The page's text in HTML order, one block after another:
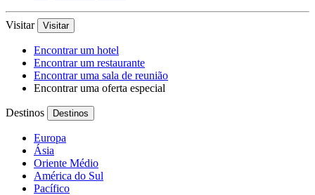
Visitar Visitar
Encontrar um hotel
Encontrar um restaurante
Encontrar uma sala de reunião
Encontrar uma oferta especial
Destinos Destinos
Europa
Ásia
Oriente Médio
América do Sul
Pacífico